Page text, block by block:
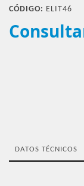
CÓDIGO: ELIT46
DATOS TÉCNICOS